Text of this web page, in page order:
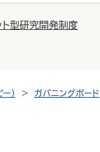
ト型研究開発制度
） ガバニングボード